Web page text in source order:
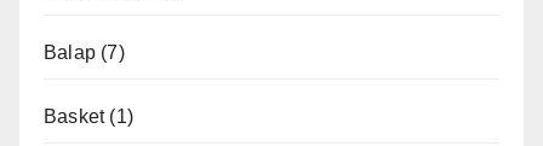
Balap (7)
Basket(1)